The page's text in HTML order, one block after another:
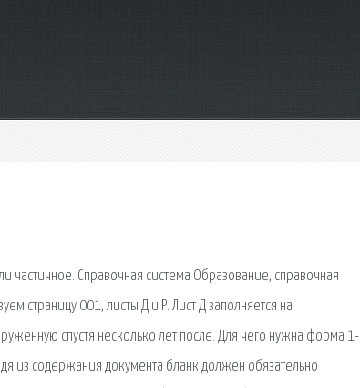
Справочная система Образование, справочная
страницу 001, листы Д и Р. Лист Д заполняется на
спустя несколько лет после. Для чего нужна форма 1-
из содержания документа бланк должен обязательно